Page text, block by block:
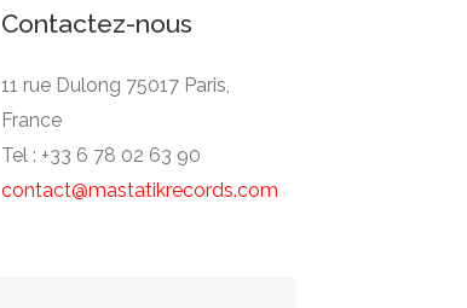
Contactez-nous
11 rue Dulong 75017 Paris,
France
Tel : +33 6 78 02 63 90
contact@mastatikrecords.com